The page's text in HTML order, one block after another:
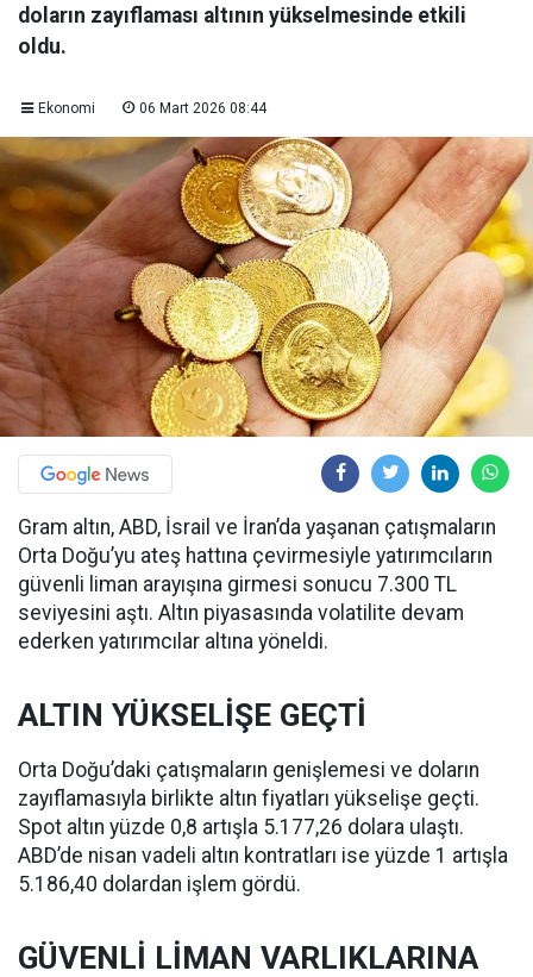
doların zayıflaması altının yükselmesinde etkili
oldu.
Ekonomi 06 Mart 2026 08:44
Gram altın, ABD, İsrail ve İran’da yaşanan çatışmaların
Orta Doğu’yu ateş hattına çevirmesiyle yatırımcıların
güvenli liman arayışına girmesi sonucu 7.300 TL
seviyesini aştı. Altın piyasasında volatilite devam
ederken yatırımcılar altına yöneldi.
ALTIN YÜKSELİŞE GEÇTİ
Orta Doğu’daki çatışmaların genişlemesi ve doların
zayıflamasıyla birlikte altın fiyatları yükselişe geçti.
Spot altın yüzde 0,8 artışla 5.177,26 dolara ulaştı.
ABD’de nisan vadeli altın kontratları ise yüzde 1 artışla
5.186,40 dolardan işlem gördü.
GÜVENLİ LİMAN VARLIKLARINA